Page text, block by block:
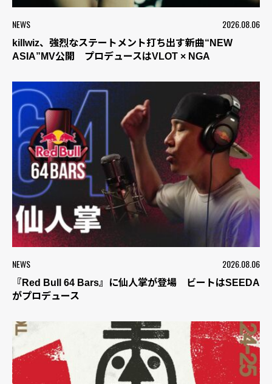
NEWS 2026.08.06
killwiz、強烈なステートメント打ち出す新曲“NEW
ASIA”MV公開 プロデュースはVLOT × NGA
NEWS 2026.08.06
『Red Bull 64 Bars』に仙人掌が登場 ビートはSEEDA
がプロデュース